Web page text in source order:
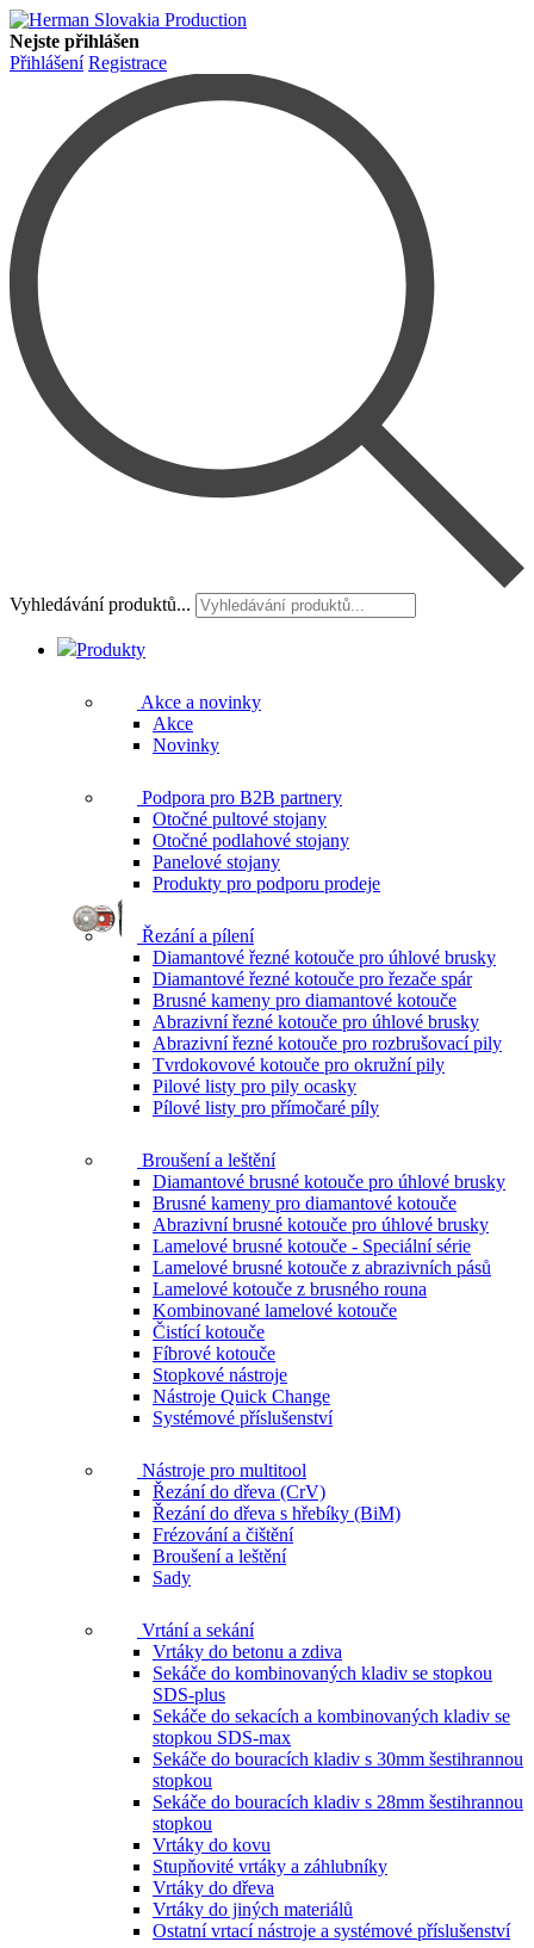
Nejste přihlášen
Přihlášení Registrace
Vyhledávání produktů...
Produkty
Akce a novinky
Akce
Novinky
Podpora pro B2B partnery
Otočné pultové stojany
Otočné podlahové stojany
Panelové stojany
Produkty pro podporu prodeje
Řezání a pílení
Diamantové řezné kotouče pro úhlové brusky
Diamantové řezné kotouče pro řezače spár
Brusné kameny pro diamantové kotouče
Abrazivní řezné kotouče pro úhlové brusky
Abrazivní řezné kotouče pro rozbrušovací pily
Tvrdokovové kotouče pro okružní pily
Pilové listy pro pily ocasky
Pílové listy pro přímočaré píly
Broušení a leštění
Diamantové brusné kotouče pro úhlové brusky
Brusné kameny pro diamantové kotouče
Abrazivní brusné kotouče pro úhlové brusky
Lamelové brusné kotouče - Speciální série
Lamelové brusné kotouče z abrazivních pásů
Lamelové kotouče z brusného rouna
Kombinované lamelové kotouče
Čistící kotouče
Fíbrové kotouče
Stopkové nástroje
Nástroje Quick Change
Systémové příslušenství
Nástroje pro multitool
Řezání do dřeva (CrV)
Řezání do dřeva s hřebíky (BiM)
Frézování a čištění
Broušení a leštění
Sady
Vrtání a sekání
Vrtáky do betonu a zdiva
Sekáče do kombinovaných kladiv se stopkou
SDS-plus
Sekáče do sekacích a kombinovaných kladiv se
stopkou SDS-max
Sekáče do bouracích kladiv s 30mm šestihrannou
stopkou
Sekáče do bouracích kladiv s 28mm šestihrannou
stopkou
Vrtáky do kovu
Stupňovité vrtáky a záhlubníky
Vrtáky do dřeva
Vrtáky do jiných materiálů
Ostatní vrtací nástroje a systémové příslušenství